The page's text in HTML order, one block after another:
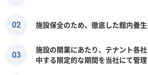
02 施設保全のため、徹底した館内養生
03
施設の開業にあたり、テナント各
中する限定的な期間を当社にて管理